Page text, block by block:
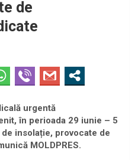
de
urgentă
în perioada 29 iunie – 5
insolație, provocate de
MOLDPRES.